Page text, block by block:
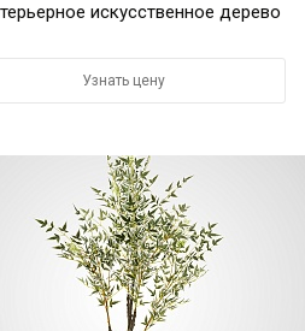
искусственное дерево
Узнать цену